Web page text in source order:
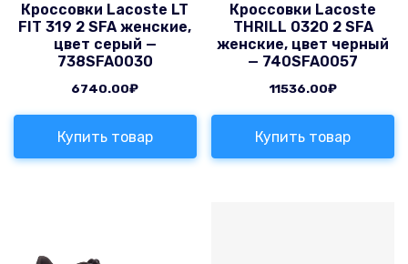
Кроссовки Lacoste LT
FIT 319 2 SFA женские,
цвет серый —
738SFA0030
6740.00₽
Купить товар
Кроссовки Lacoste
THRILL 0320 2 SFA
женские, цвет черный
— 740SFA0057
11536.00₽
Купить товар